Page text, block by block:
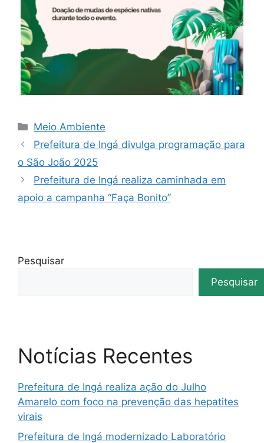
Meio Ambiente
Prefeitura de Ingá divulga programação para
o São João 2025
Prefeitura de Ingá realiza caminhada em
apoio a campanha “Faça Bonito”
Pesquisar
Pesquisar
Notícias Recentes
Prefeitura de Ingá realiza ação do Julho
Amarelo com foco na prevenção das hepatites
virais
Prefeitura de Ingá modernizado Laboratório